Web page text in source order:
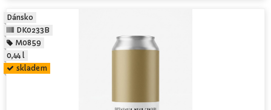
Dánsko
DK0233B
M0859
0,44 l
skladem